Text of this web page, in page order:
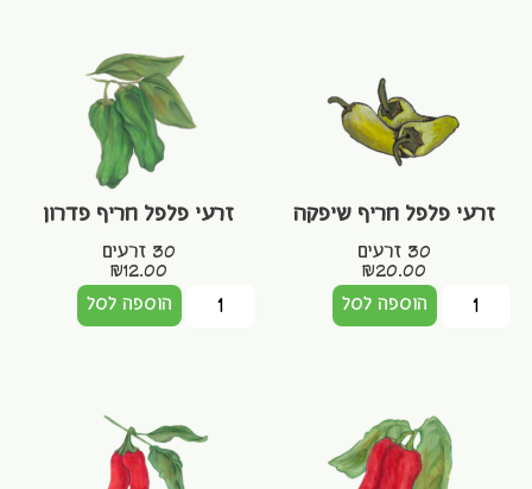
זרעי פלפל חריף שיפקה
30 זרעים
₪20.00
הוספה לסל
זרעי פלפל חריף פדרון
30 זרעים
₪12.00
הוספה לסל